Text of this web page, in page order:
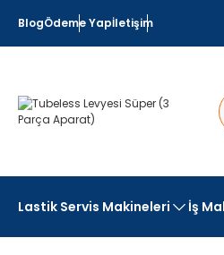
BlogÖdeme Yapİletişim
Lastik Servis Makineleri İş